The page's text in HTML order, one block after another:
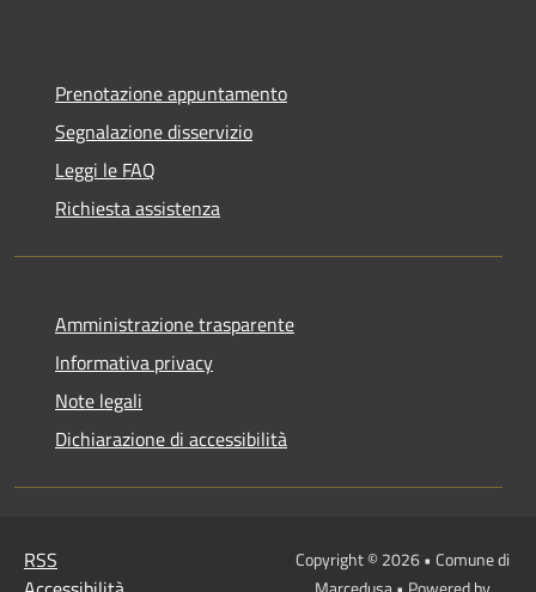
Prenotazione appuntamento
Segnalazione disservizio
Leggi le FAQ
Richiesta assistenza
Amministrazione trasparente
Informativa privacy
Note legali
Dichiarazione di accessibilità
RSS
Copyright © 2026 • Comune di